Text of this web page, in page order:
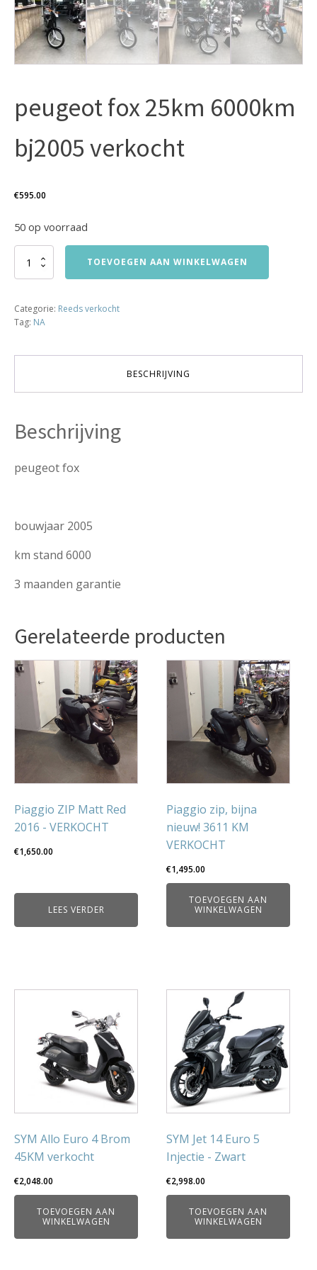
peugeot fox 25km 6000km
bj2005 verkocht
€595.00
50 op voorraad
peugeot
bj2005
verkocht
TOEVOEGEN AAN WINKELWAGEN
Categorie: Reeds verkocht
Tag: NA
BESCHRIJVING
Beschrijving
peugeot fox
bouwjaar 2005
km stand 6000
3 maanden garantie
Gerelateerde producten
Piaggio ZIP Matt Red
2016 - VERKOCHT
€1,650.00
LEES VERDER
Piaggio zip, bijna
nieuw! 3611 KM
VERKOCHT
€1,495.00
TOEVOEGEN AAN
WINKELWAGEN
SYM Allo Euro 4 Brom
45KM verkocht
€2,048.00
TOEVOEGEN AAN
WINKELWAGEN
SYM Jet 14 Euro 5
Injectie - Zwart
€2,998.00
TOEVOEGEN AAN
WINKELWAGEN